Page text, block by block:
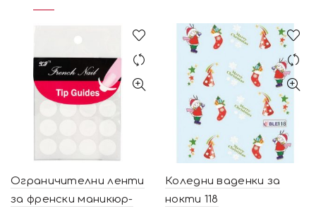
Ограничителни ленти
за френски маникюр-
Коледни ваденки за
нокти 118